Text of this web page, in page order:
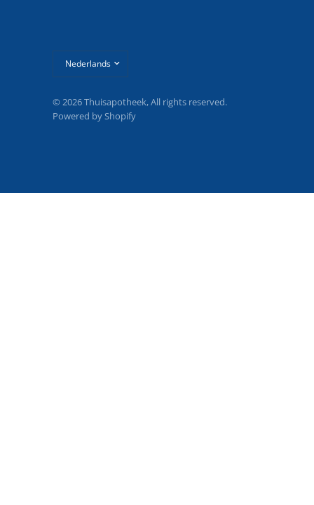
bijwerken
© 2026 Thuisapotheek, All rights reserved.
Powered by Shopify